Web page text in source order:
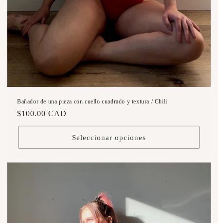
Bañador de una pieza con cuello cuadrado y textura / Chili
Precio
habitual
$100.00 CAD
Seleccionar opciones